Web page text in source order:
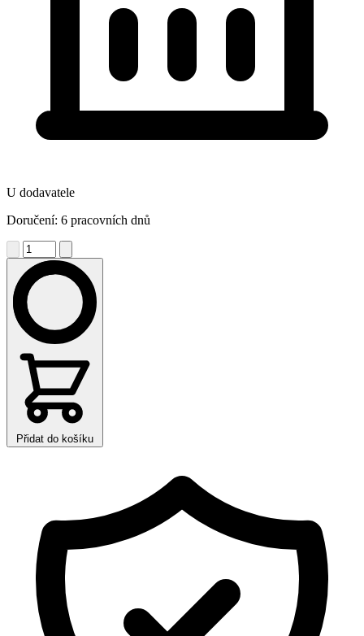
U dodavatele
Doručení: 6 pracovních dnů
Přidat do košíku